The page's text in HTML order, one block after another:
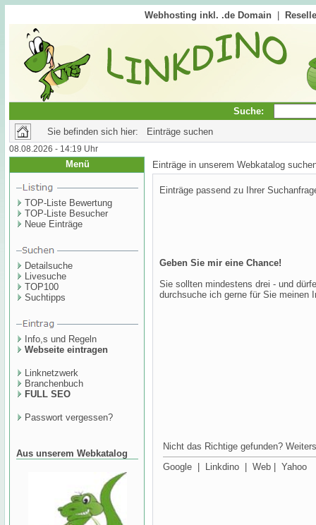
Webhosting inkl. .de Domain
Suche:
Sie befinden sich hier: Einträge suchen
08.08.2026 - 14:19 Uhr
Menü
TOP-Liste Bewertung
TOP-Liste Besucher
Neue Einträge
Detailsuche
Livesuche
TOP100
Suchtipps
Info,s und Regeln
Webseite eintragen
Linknetzwerk
Branchenbuch
FULL SEO
Passwort vergessen?
Aus unserem Webkatalog
Einträge in unserem Webkatalog
Einträge passend zu Ihrer
Geben Sie mir eine Chance!
Sie sollten mindestens drei - und
durchsuche ich gerne für Sie meinen
Nicht das Richtige gefunden?
Google
Linkdino Web Yahoo